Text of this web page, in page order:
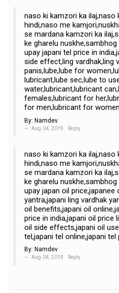
naso ki kamzori ka ilaj,naso
hindi,naso me
se mardana kamzori ka
ke gharelu
upay japani tel price in
side effect,ling vardhak,ling
panis,lube,lube for
lubricant,lube sec,lube to
water,lubricant,lubricant
females,lubricant for
for men,lubricant for
By: Namdev
Aug 04, 2019 Reply
naso ki kamzori ka ilaj,naso
hindi,naso me
se mardana kamzori ka
ke gharelu
upay japan oil price,japanee
yantra,japani ling vardhak
oil benefits,japani oil
price in india,japani oil price
oil side effects,japani oil
tel,japani tel online,japani tel
By: Namdev
Aug 04, 2019 Reply